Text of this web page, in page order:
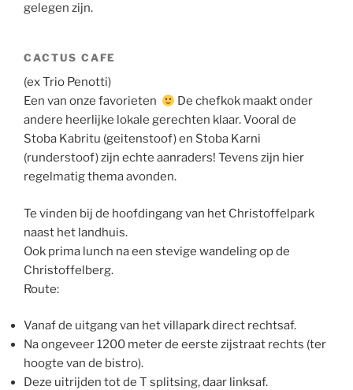
gelegen zijn.
CACTUS CAFE
(ex Trio Penotti)
Een van onze favorieten
De chefkok maakt onder
andere heerlijke lokale gerechten klaar. Vooral de
Stoba Kabritu (geitenstoof) en Stoba Karni
(runderstoof) zijn echte aanraders! Tevens zijn hier
regelmatig thema avonden.
Te vinden bij de hoofdingang van het Christoffelpark
naast het landhuis.
Ook prima lunch na een stevige wandeling op de
Christoffelberg.
Route:
Vanaf de uitgang van het villapark direct rechtsaf.
Na ongeveer 1200 meter de eerste zijstraat rechts (ter
hoogte van de bistro).
Deze uitrijden tot de T splitsing, daar linksaf.